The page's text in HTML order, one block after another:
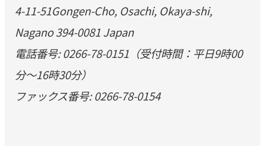
4-11-51Gongen-Cho, Osachi, Okaya-shi,
Nagano 394-0081 Japan
電話番号: 0266-78-0151（受付時間：平日9時00
分～16時30分）
ファックス番号: 0266-78-0154